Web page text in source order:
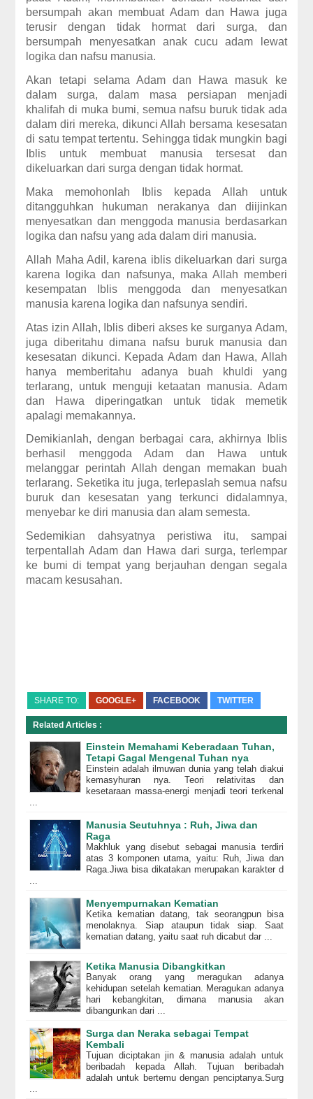
bersumpah akan membuat Adam dan Hawa juga
terusir dengan tidak hormat dari surga, dan
bersumpah menyesatkan anak cucu adam lewat
logika dan nafsu manusia.
Akan tetapi selama Adam dan Hawa masuk ke
dalam surga, dalam masa persiapan menjadi
khalifah di muka bumi, semua nafsu buruk tidak ada
dalam diri mereka, dikunci Allah bersama kesesatan
di satu tempat tertentu. Sehingga tidak mungkin bagi
Iblis untuk membuat manusia tersesat dan
dikeluarkan dari surga dengan tidak hormat.
Maka memohonlah Iblis kepada Allah untuk
ditangguhkan hukuman nerakanya dan diijinkan
menyesatkan dan menggoda manusia berdasarkan
logika dan nafsu yang ada dalam diri manusia.
Allah Maha Adil, karena iblis dikeluarkan dari surga
karena logika dan nafsunya, maka Allah memberi
kesempatan Iblis menggoda dan menyesatkan
manusia karena logika dan nafsunya sendiri.
Atas izin Allah, Iblis diberi akses ke surganya Adam,
juga diberitahu dimana nafsu buruk manusia dan
kesesatan dikunci. Kepada Adam dan Hawa, Allah
hanya memberitahu adanya buah khuldi yang
terlarang, untuk menguji ketaatan manusia. Adam
dan Hawa diperingatkan untuk tidak memetik
apalagi memakannya.
Demikianlah, dengan berbagai cara, akhirnya Iblis
berhasil menggoda Adam dan Hawa untuk
melanggar perintah Allah dengan memakan buah
terlarang. Seketika itu juga, terlepaslah semua nafsu
buruk dan kesesatan yang terkunci didalamnya,
menyebar ke diri manusia dan alam semesta.
Sedemikian dahsyatnya peristiwa itu, sampai
terpentallah Adam dan Hawa dari surga, terlempar
ke bumi di tempat yang berjauhan dengan segala
macam kesusahan.
SHARE TO: GOOGLE+ FACEBOOK TWITTER
Related Articles :
Einstein Memahami Keberadaan Tuhan,
Tetapi Gagal Mengenal Tuhan nya
Einstein adalah ilmuwan dunia yang telah diakui
kemasyhuran nya. Teori relativitas dan
kesetaraan massa-energi menjadi teori terkenal
...
Manusia Seutuhnya : Ruh, Jiwa dan
Raga
Makhluk yang disebut sebagai manusia terdiri
atas 3 komponen utama, yaitu: Ruh, Jiwa dan
Raga.Jiwa bisa dikatakan merupakan karakter d
...
Menyempurnakan Kematian
Ketika kematian datang, tak seorangpun bisa
menolaknya. Siap ataupun tidak siap. Saat
kematian datang, yaitu saat ruh dicabut dar ...
Ketika Manusia Dibangkitkan
Banyak orang yang meragukan adanya
kehidupan setelah kematian. Meragukan adanya
hari kebangkitan, dimana manusia akan
dibangunkan dari ...
Surga dan Neraka sebagai Tempat
Kembali
Tujuan diciptakan jin & manusia adalah untuk
beribadah kepada Allah. Tujuan beribadah
adalah untuk bertemu dengan penciptanya.Surg
...